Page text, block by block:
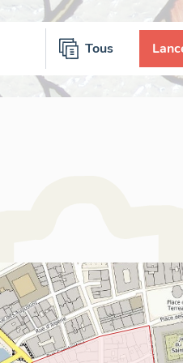
Tous